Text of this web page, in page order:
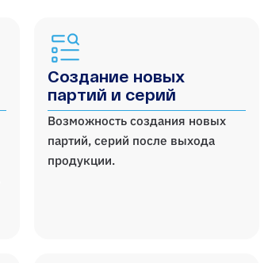
Создание новых
партий и серий
Возможность создания новых
партий, серий после выхода
продукции.